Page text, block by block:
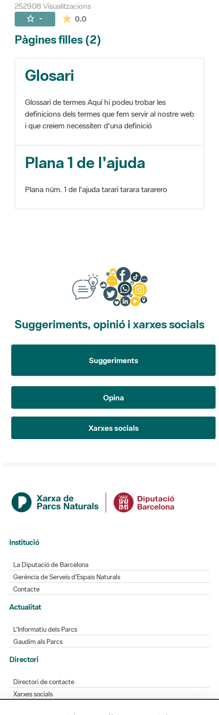
252908 Visualitzacions
- 0.0La mitjana de les valoracions és de 0
Pàgines filles (2)
Glosari
Glossari de termes Aquí hi podeu trobar les
definicions dels termes que fem servir al nostre web
i que creiem necessiten d'una definició
Plana 1 de l'ajuda
Plana núm. 1 de l'ajuda tarari tarara tararero
Suggeriments, opinió i xarxes socials
Suggeriments
Opina
Xarxes socials
Institució
La Diputació de Barcelona
Gerència de Serveis d'Espais Naturals
Contacte
Actualitat
L'Informatiu dels Parcs
Gaudim als Parcs
Directori
Directori de contacte
Xarxes socials